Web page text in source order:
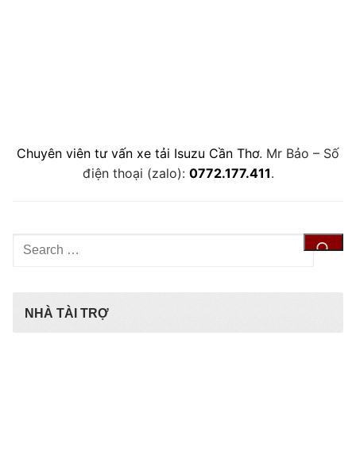
Chuyên viên tư vấn xe tải Isuzu Cần Thơ. Mr Bảo – Số
điện thoại (zalo): 0772.177.411.
Tìm
kiếm
NHÀ TÀI TRỢ